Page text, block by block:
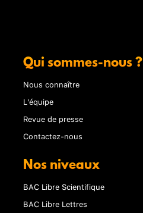
Qui sommes-nous ?
Nous connaître
L'équipe
Revue de presse
Contactez-nous
Nos niveaux
BAC Libre Scientifique
BAC Libre Lettres